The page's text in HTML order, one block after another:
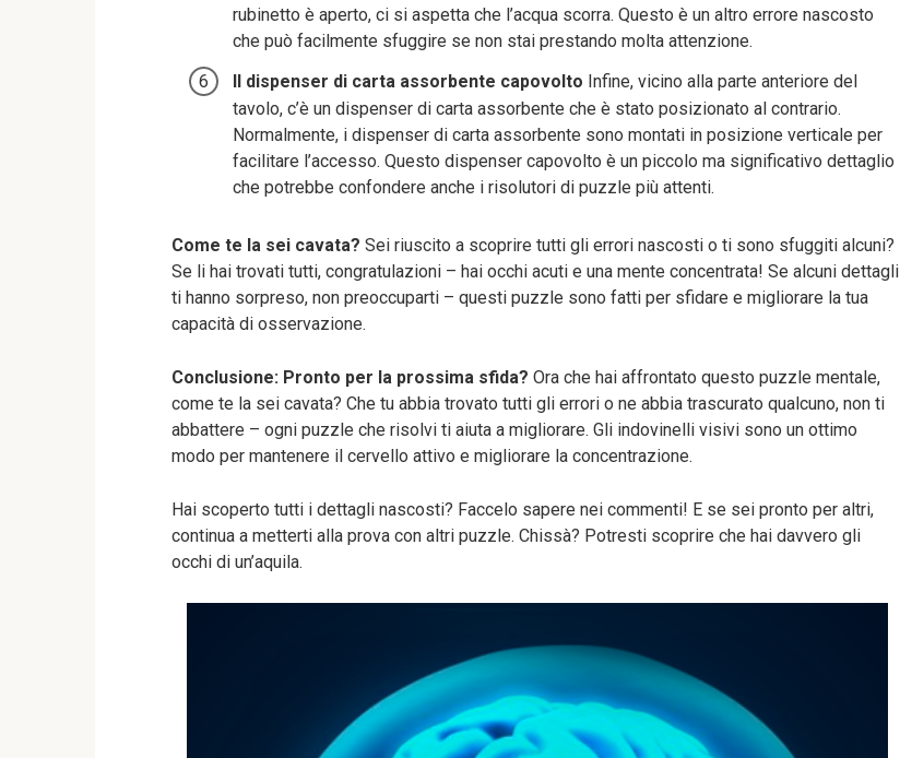
rubinetto è aperto, ci si aspetta che l’acqua scorra. Questo è un altro errore nascosto
che può facilmente sfuggire se non stai prestando molta attenzione.
Il dispenser di carta assorbente capovolto Infine, vicino alla parte anteriore del
tavolo, c’è un dispenser di carta assorbente che è stato posizionato al contrario.
Normalmente, i dispenser di carta assorbente sono montati in posizione verticale per
facilitare l’accesso. Questo dispenser capovolto è un piccolo ma significativo dettaglio
che potrebbe confondere anche i risolutori di puzzle più attenti.
Come te la sei cavata? Sei riuscito a scoprire tutti gli errori nascosti o ti sono sfuggiti alcuni?
Se li hai trovati tutti, congratulazioni – hai occhi acuti e una mente concentrata! Se alcuni dettagli
ti hanno sorpreso, non preoccuparti – questi puzzle sono fatti per sfidare e migliorare la tua
capacità di osservazione.
Conclusione: Pronto per la prossima sfida? Ora che hai affrontato questo puzzle mentale,
come te la sei cavata? Che tu abbia trovato tutti gli errori o ne abbia trascurato qualcuno, non ti
abbattere – ogni puzzle che risolvi ti aiuta a migliorare. Gli indovinelli visivi sono un ottimo
modo per mantenere il cervello attivo e migliorare la concentrazione.
Hai scoperto tutti i dettagli nascosti? Faccelo sapere nei commenti! E se sei pronto per altri,
continua a metterti alla prova con altri puzzle. Chissà? Potresti scoprire che hai davvero gli
occhi di un’aquila.